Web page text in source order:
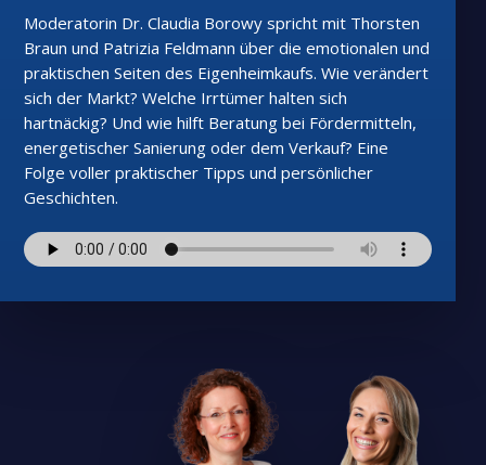
Moderatorin Dr. Claudia Borowy spricht mit Thorsten
Braun und Patrizia Feldmann über die emotionalen und
praktischen Seiten des Eigenheimkaufs. Wie verändert
sich der Markt? Welche Irrtümer halten sich
hartnäckig? Und wie hilft Beratung bei Fördermitteln,
energetischer Sanierung oder dem Verkauf? Eine
Folge voller praktischer Tipps und persönlicher
Geschichten.